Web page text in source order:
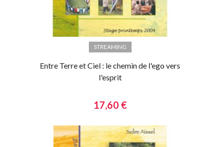
STREAMING
Entre Terre et Ciel : le chemin de l'ego vers
l'esprit
17,60 €